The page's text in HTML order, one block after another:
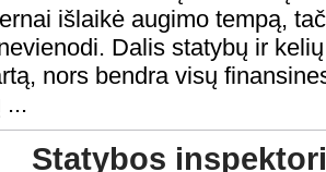
išlaikė augimo tempą,
Dalis statybų ir
nors bendra visų
...
Statybos